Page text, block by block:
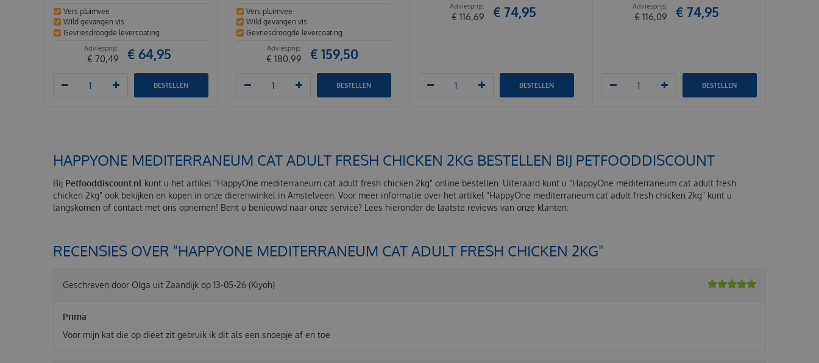
Vers pluimvee
Wild gevangen vis
Gevriesdroogde levercoating
€ 70,49 € 64,95
BESTELLEN
Vers pluimvee
Wild gevangen vis
Gevriesdroogde levercoating
€ 180,99 € 159,50
BESTELLEN
€ 116,69 € 74,95
BESTELLEN
€ 116,09 € 74,95
BESTELLEN
HAPPYONE MEDITERRANEUM CAT ADULT FRESH CHICKEN 2KG BESTELLEN BIJ PETFOODDISCOUNT
Bij Petfooddiscount.nl kunt u het artikel "HappyOne mediterraneum cat adult fresh chicken 2kg" online bestellen. Uiteraard kunt u "HappyOne mediterraneum cat adult fresh
chicken 2kg" ook bekijken en kopen in onze dierenwinkel in Amstelveen. Voor meer informatie over het artikel "HappyOne mediterraneum cat adult fresh chicken 2kg" kunt u
langskomen of contact met ons opnemen! Bent u benieuwd naar onze service? Lees hieronder de laatste reviews van onze klanten:
RECENSIES OVER "HAPPYONE MEDITERRANEUM CAT ADULT FRESH CHICKEN 2KG"
Geschreven door Olga uit Zaandijk op 13-05-26 (Kiyoh)
Prima
Voor mijn kat die op dieet zit gebruik ik dit als een snoepje af en toe